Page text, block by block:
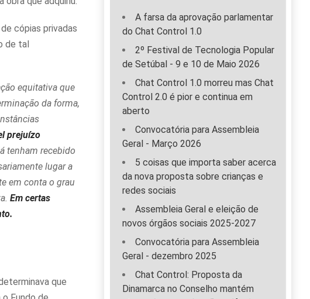
cópias privadas
de tal
equitativa que
da forma,
prejuízo
tenham recebido
lugar a
em conta o grau
Em certas
que
A farsa da aprovação parlamentar
do Chat Control 1.0
2º Festival de Tecnologia Popular
de Setúbal - 9 e 10 de Maio 2026
Chat Control 1.0 morreu mas Chat
Control 2.0 é pior e continua em
aberto
Convocatória para Assembleia
Geral - Março 2026
5 coisas que importa saber acerca
da nova proposta sobre crianças e
redes sociais
Assembleia Geral e eleição de
novos órgãos sociais 2025-2027
Convocatória para Assembleia
Geral - dezembro 2025
Chat Control: Proposta da
Dinamarca no Conselho mantém